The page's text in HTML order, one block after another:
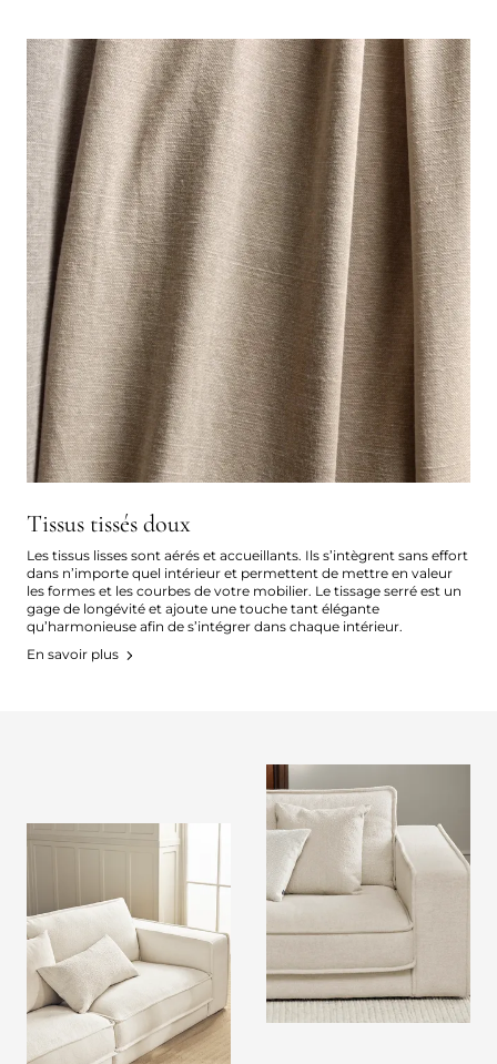
Tissus tissés doux
Les tissus lisses sont aérés et accueillants. Ils s’intègrent sans effort
dans n’importe quel intérieur et permettent de mettre en valeur
les formes et les courbes de votre mobilier. Le tissage serré est un
gage de longévité et ajoute une touche tant élégante
qu’harmonieuse afin de s’intégrer dans chaque intérieur.
En savoir plus